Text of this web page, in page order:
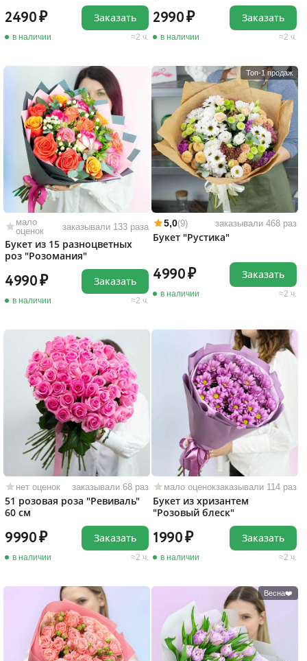
2490
в наличии 2 ч.
Заказать 2990
в наличии 2 ч.
Заказать
мало
оценок
заказывали 133 раза
Букет из 15 разноцветных
роз "Розомания"
4990
в наличии 2 ч.
Заказать
Топ-1 продаж
5,0(9) заказывали 468 раз
Букет "Рустика"
4990
в наличии 2 ч.
Заказать
нет оценок заказывали 68 раз
51 розовая роза "Ревиваль"
60 см
9990
в наличии 2 ч.
Заказать
мало оценокзаказывали 114 раз
Букет из хризантем
"Розовый блеск"
1990
в наличии 2 ч.
Заказать
Весна❤️